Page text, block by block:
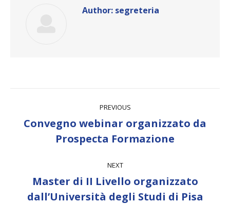
Author: segreteria
PREVIOUS
Previous
post:
Convegno webinar organizzato da
Prospecta Formazione
NEXT
Next
post:
Master di II Livello organizzato
dall’Università degli Studi di Pisa